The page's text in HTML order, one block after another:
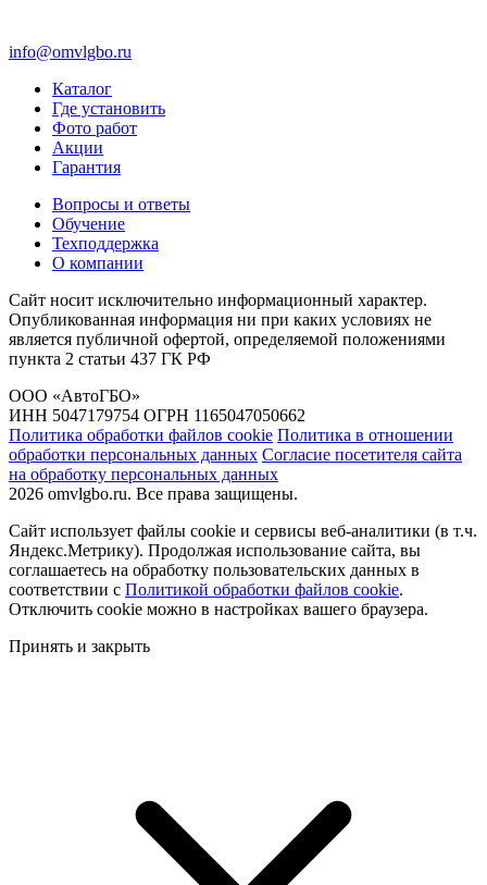
info@omvlgbo.ru
Каталог
Где установить
Фото работ
Акции
Гарантия
Вопросы и ответы
Обучение
Техподдержка
О компании
Сайт носит исключительно информационный характер.
Опубликованная информация ни при каких условиях не
является публичной офертой, определяемой положениями
пункта 2 статьи 437 ГК РФ
ООО «АвтоГБО»
ИНН 5047179754 ОГРН 1165047050662
Политика обработки файлов cookie Политика в отношении
обработки персональных данных Согласие посетителя сайта
на обработку персональных данных
2026 omvlgbo.ru. Все права защищены.
Сайт использует файлы cookie и сервисы веб-аналитики (в т.ч.
Яндекс.Метрику). Продолжая использование сайта, вы
соглашаетесь на обработку пользовательских данных в
соответствии с Политикой обработки файлов cookie.
Отключить cookie можно в настройках вашего браузера.
Принять и закрыть